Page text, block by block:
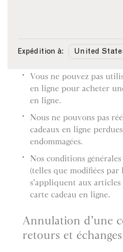
compte du montant de
remboursement en
Vous ne pouvez pas
en ligne pour acheter
en ligne.
Nous ne pouvons pas
cadeaux en ligne
endommagées.
Nos conditions
(telles que modifiées par
s’appliquent aux articles
carte cadeau en ligne.
Annulation d’une
retours et échanges
Expédition à: